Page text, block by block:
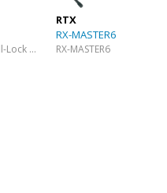
Double keyboard stand Ball-Lock black
RTX
RX-MASTER6
RX-MASTER6